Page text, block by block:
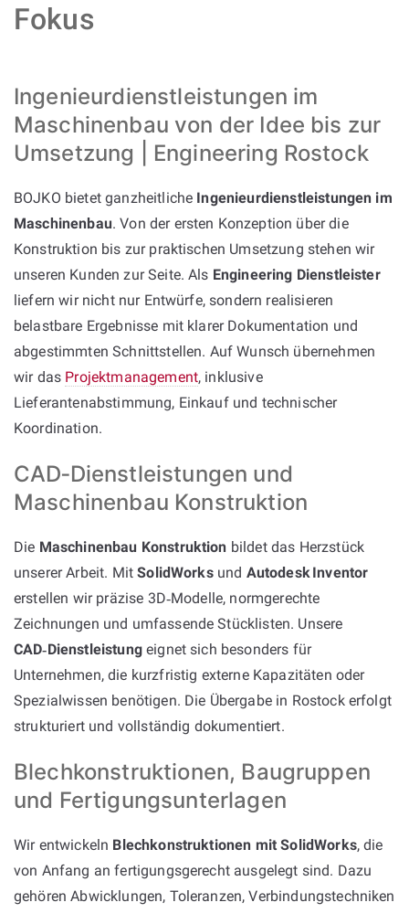
Fokus
Ingenieurdienstleistungen im
Maschinenbau von der Idee bis zur
Umsetzung | Engineering Rostock
BOJKO bietet ganzheitliche Ingenieurdienstleistungen im
Maschinenbau. Von der ersten Konzeption über die
Konstruktion bis zur praktischen Umsetzung stehen wir
unseren Kunden zur Seite. Als Engineering Dienstleister
liefern wir nicht nur Entwürfe, sondern realisieren
belastbare Ergebnisse mit klarer Dokumentation und
abgestimmten Schnittstellen. Auf Wunsch übernehmen
wir das Projektmanagement, inklusive
Lieferantenabstimmung, Einkauf und technischer
Koordination.
CAD‑Dienstleistungen und
Maschinenbau Konstruktion
Die Maschinenbau Konstruktion bildet das Herzstück
unserer Arbeit. MitSolidWorksund Autodesk Inventor
erstellen wir präzise 3D‑Modelle, normgerechte
Zeichnungen und umfassende Stücklisten. Unsere
CAD‑Dienstleistungeignet sich besonders für
Unternehmen, die kurzfristig externe Kapazitäten oder
Spezialwissen benötigen. Die Übergabe in Rostock erfolgt
strukturiert und vollständig dokumentiert.
Blechkonstruktionen, Baugruppen
und Fertigungsunterlagen
Wir entwickeln Blechkonstruktionen mit SolidWorks, die
von Anfang an fertigungsgerecht ausgelegt sind. Dazu
gehören Abwicklungen, Toleranzen, Verbindungstechniken